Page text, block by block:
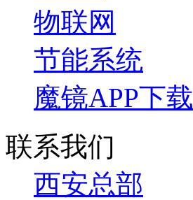
物联网
节能系统
魔镜APP下载
联系我们
西安总部